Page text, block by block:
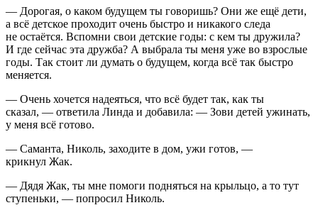
— Дорогая, о каком будущем ты говоришь? Они же ещё дети,
а всё детское проходит очень быстро и никакого следа
не остаётся. Вспомни свои детские годы: с кем ты дружила?
И где сейчас эта дружба? А выбрала ты меня уже во взрослые
годы. Так стоит ли думать о будущем, когда всё так быстро
меняется.
— Очень хочется надеяться, что всё будет так, как ты
сказал, — ответила Линда и добавила: — Зови детей ужинать,
у меня всё готово.
— Саманта, Николь, заходите в дом, ужи готов, —
крикнул Жак.
— Дядя Жак, ты мне помоги подняться на крыльцо, а то тут
ступеньки, — попросил Николь.